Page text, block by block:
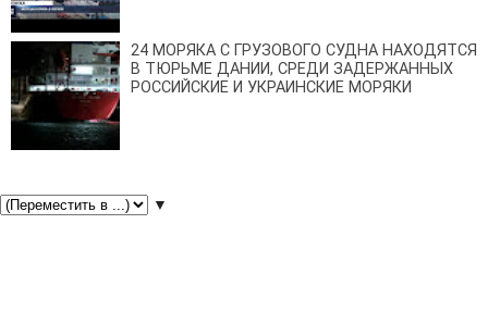
24 МОРЯКА С ГРУЗОВОГО СУДНА НАХОДЯТСЯ
В ТЮРЬМЕ ДАНИИ, СРЕДИ ЗАДЕРЖАННЫХ
РОССИЙСКИЕ И УКРАИНСКИЕ МОРЯКИ
▼